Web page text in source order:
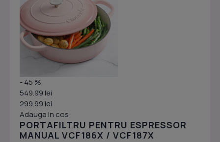
- 45 %
549.99 lei
299.99 lei
Adauga in cos
PORTAFILTRU PENTRU ESPRESSOR
MANUAL VCF186X / VCF187X